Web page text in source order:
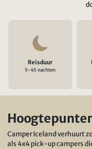
Reisduur
5-45 nachten
Camper Iceland verhuurt
als 4x4 pick-up campers